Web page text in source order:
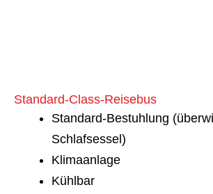
Standard-Class-Reisebus
Standard-Bestuhlung
Schlafsessel)
Klimaanlage
Kühlbar